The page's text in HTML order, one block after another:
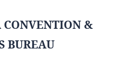
CONVENTION &
BUREAU